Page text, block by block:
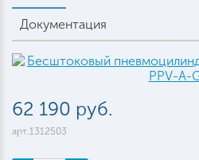
Документация
62 190 руб.
арт.1312503